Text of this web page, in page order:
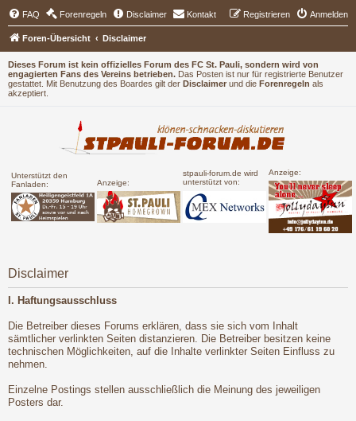
Dieses Forum ist kein offizielles Forum des FC St. Pauli, sondern wird von
engagierten Fans des Vereins betrieben. Das Posten ist nur für registrierte Benutzer
gestattet. Mit Benutzung des Boardes gilt der Disclaimer und die Forenregeln als
akzeptiert.
Unterstützt den
Fanladen:
Anzeige:
stpauli-forum.de wird
unterstützt von:
Anzeige:
FAQ Forenregeln Disclaimer Kontakt Anmelden
Registrieren
Foren-Übersicht Disclaimer
Disclaimer
I. Haftungsausschluss
Die Betreiber dieses Forums erklären, dass sie sich vom Inhalt
sämtlicher verlinkten Seiten distanzieren. Die Betreiber besitzen keine
technischen Möglichkeiten, auf die Inhalte verlinkter Seiten Einfluss zu
nehmen.
Einzelne Postings stellen ausschließlich die Meinung des jeweiligen
Posters dar.